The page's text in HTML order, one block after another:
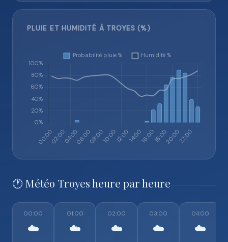
PLUIE ET HUMIDITÉ À TROYES (%)
🕐 Météo Troyes heure par heure
00:00
☁️
01:00
☁️
02:00
☁️
03:00
☁️
04:00
☁️